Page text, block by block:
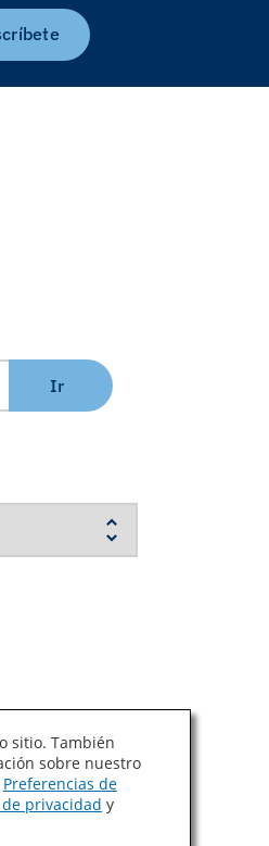
Ir
de California
sitio. También
sobre nuestro
Preferencias de
privacidad y